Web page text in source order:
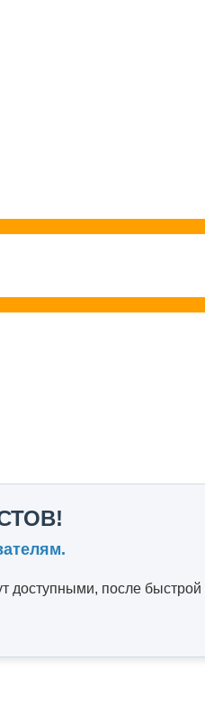
доступными, после быстрой